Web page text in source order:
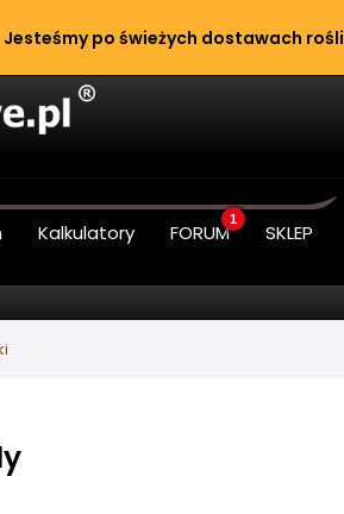
Jesteśmy po świeżych dostawach
Kalkulatory FORUM
1
SKLEP